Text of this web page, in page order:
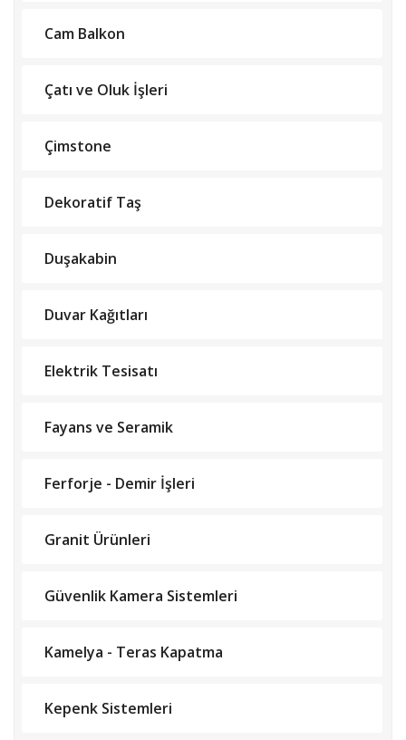
Cam Balkon
Çatı ve Oluk İşleri
Çimstone
Dekoratif Taş
Duşakabin
Duvar Kağıtları
Elektrik Tesisatı
Fayans ve Seramik
Ferforje - Demir İşleri
Granit Ürünleri
Güvenlik Kamera Sistemleri
Kamelya - Teras Kapatma
Kepenk Sistemleri